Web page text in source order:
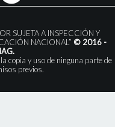
SUJETA A INSPECCIÓN Y
NACIONAL” © 2016 -
copia y uso de ninguna parte de
previos.